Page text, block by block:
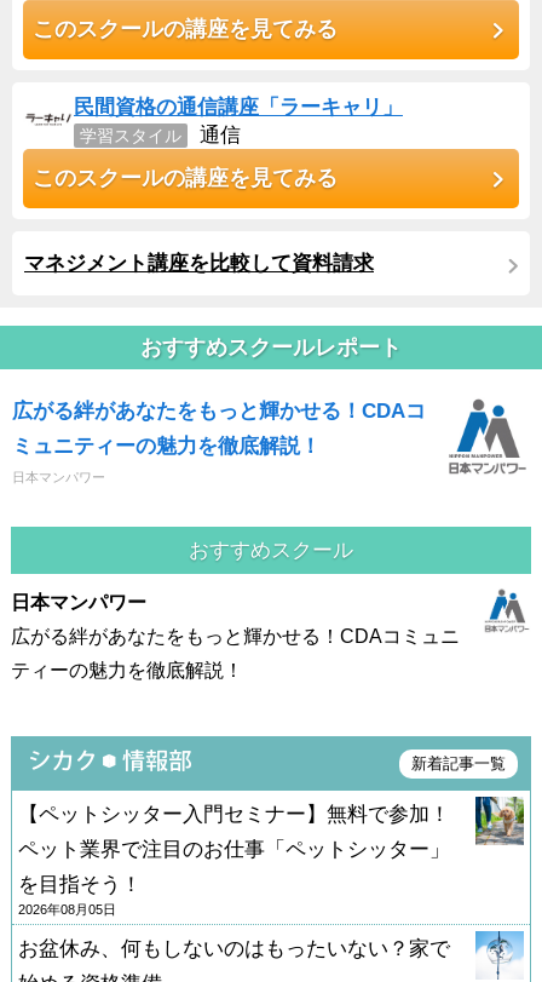
このスクールの講座を見てみる
民間資格の通信講座「ラーキャリ」
学習スタイル 通信
このスクールの講座を見てみる
マネジメント講座を比較して資料請求
おすすめスクールレポート
広がる絆があなたをもっと輝かせる！CDAコ
ミュニティーの魅力を徹底解説！
日本マンパワー
おすすめスクール
日本マンパワー
広がる絆があなたをもっと輝かせる！CDAコミュニ
ティーの魅力を徹底解説！
新着記事一覧
【ペットシッター入門セミナー】無料で参加！
ペット業界で注目のお仕事「ペットシッター」
を目指そう！
2026年08月05日
お盆休み、何もしないのはもったいない？家で